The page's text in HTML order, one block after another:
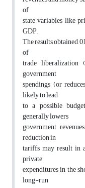
of
state variables like
GDP.
The results obtained,
of
trade liberalization
government
spendings (or
likely to lead
to a possible
generally lowers
government
reduction in
tariffs may result in
private
expenditures in the
long-run